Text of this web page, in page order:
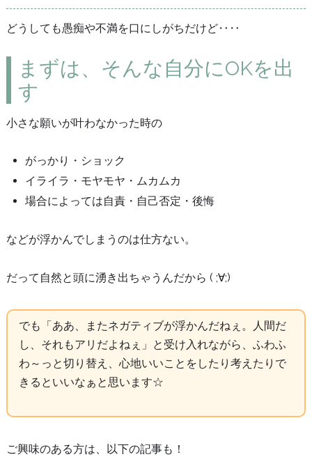
どうしても愚痴や不満を口にしがちだけど‥‥
まずは、そんな自分にOKを出
す
小さな願いが叶わなかった時の
がっかり・ショック
イライラ・モヤモヤ・ムカムカ
場合によっては自責・自己否定・後悔
などが浮かんでしまうのは仕方ない。
だって自然と頭に湧き出ちゃうんだから ( ;∀;)
でも「ああ、またネガティブが浮かんだねぇ。人間だ
し、それもアリだよねぇ」と受け入れながら、ふわふ
わ～っと切り替え、心地いいことをしたり考えたりで
きるといいなぁと思います☆
ご興味のある方は、以下の記事も！